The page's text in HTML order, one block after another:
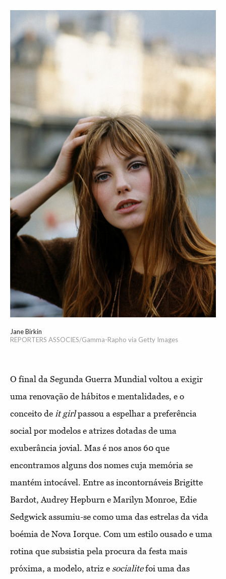
Jane Birkin
REPORTERS ASSOCIES/Gamma-Rapho via Getty Images
O final da Segunda Guerra Mundial voltou a exigir
uma renovação de hábitos e mentalidades, e o
conceito de it girlpassou a espelhar a preferência
social por modelos e atrizes dotadas de uma
exuberância jovial. Mas é nos anos 60 que
encontramos alguns dos nomes cuja memória se
mantém intocável. Entre as incontornáveis Brigitte
Bardot, Audrey Hepburn e Marilyn Monroe, Edie
Sedgwick assumiu-se como uma das estrelas da vida
boémia de Nova Iorque. Com um estilo ousado e uma
rotina que subsistia pela procura da festa mais
próxima, a modelo, atriz e socialitefoi uma das